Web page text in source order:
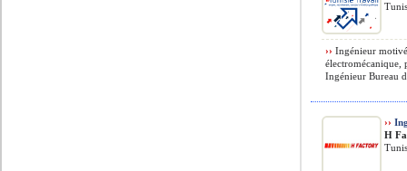
›› Ingénieur
électromécanique,
Ingénieur Bureau
››
H